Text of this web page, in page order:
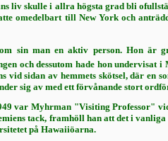
liv skulle i allra högsta grad bli
omedelbart till New York och
sin man en aktiv per­son. Hon är
och dess­utom hade hon undervisat
vid sidan av hemmets skötsel, där en
sig av med ett förvånande stort
var Myhrman "Visiting Professor"
tack, framhöll han att det i
på Hawaiiöarna.